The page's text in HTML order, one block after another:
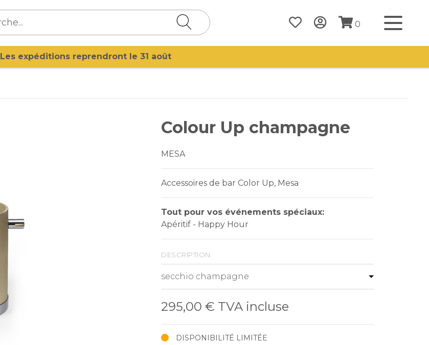
0
Les expéditions reprendront le 31 août
Colour Up champagne
MESA
Accessoires de bar Color Up, Mesa
Tout pour vos événements spéciaux:
Apéritif - Happy Hour
description
295,00 € TVA incluse
DISPONIBILITÉ LIMITÉE